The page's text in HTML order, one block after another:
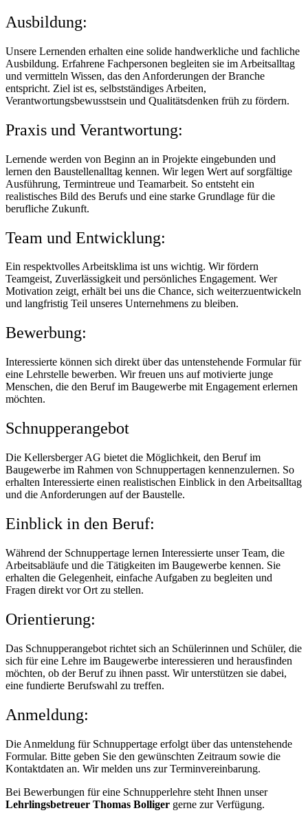
Ausbildung:
Unsere Lernenden erhalten eine solide handwerkliche und fachliche
Ausbildung. Erfahrene Fachpersonen begleiten sie im Arbeitsalltag
und vermitteln Wissen, das den Anforderungen der Branche
entspricht. Ziel ist es, selbstständiges Arbeiten,
Verantwortungsbewusstsein und Qualitätsdenken früh zu fördern.
Praxis und Verantwortung:
Lernende werden von Beginn an in Projekte eingebunden und
lernen den Baustellenalltag kennen. Wir legen Wert auf sorgfältige
Ausführung, Termintreue und Teamarbeit. So entsteht ein
realistisches Bild des Berufs und eine starke Grundlage für die
berufliche Zukunft.
Team und Entwicklung:
Ein respektvolles Arbeitsklima ist uns wichtig. Wir fördern
Teamgeist, Zuverlässigkeit und persönliches Engagement. Wer
Motivation zeigt, erhält bei uns die Chance, sich weiterzuentwickeln
und langfristig Teil unseres Unternehmens zu bleiben.
Bewerbung:
Interessierte können sich direkt über das untenstehende Formular für
eine Lehrstelle bewerben. Wir freuen uns auf motivierte junge
Menschen, die den Beruf im Baugewerbe mit Engagement erlernen
möchten.
Schnupperangebot
Die Kellersberger AG bietet die Möglichkeit, den Beruf im
Baugewerbe im Rahmen von Schnuppertagen kennenzulernen. So
erhalten Interessierte einen realistischen Einblick in den Arbeitsalltag
und die Anforderungen auf der Baustelle.
Einblick in den Beruf:
Während der Schnuppertage lernen Interessierte unser Team, die
Arbeitsabläufe und die Tätigkeiten im Baugewerbe kennen. Sie
erhalten die Gelegenheit, einfache Aufgaben zu begleiten und
Fragen direkt vor Ort zu stellen.
Orientierung:
Das Schnupperangebot richtet sich an Schülerinnen und Schüler, die
sich für eine Lehre im Baugewerbe interessieren und herausfinden
möchten, ob der Beruf zu ihnen passt. Wir unterstützen sie dabei,
eine fundierte Berufswahl zu treffen.
Anmeldung:
Die Anmeldung für Schnuppertage erfolgt über das untenstehende
Formular. Bitte geben Sie den gewünschten Zeitraum sowie die
Kontaktdaten an. Wir melden uns zur Terminvereinbarung.
Bei Bewerbungen für eine Schnupperlehre steht Ihnen unser
Lehrlingsbetreuer Thomas Bolliger gerne zur Verfügung.